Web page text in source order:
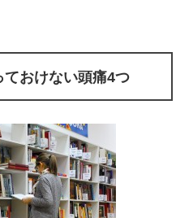
おけない頭痛4つ